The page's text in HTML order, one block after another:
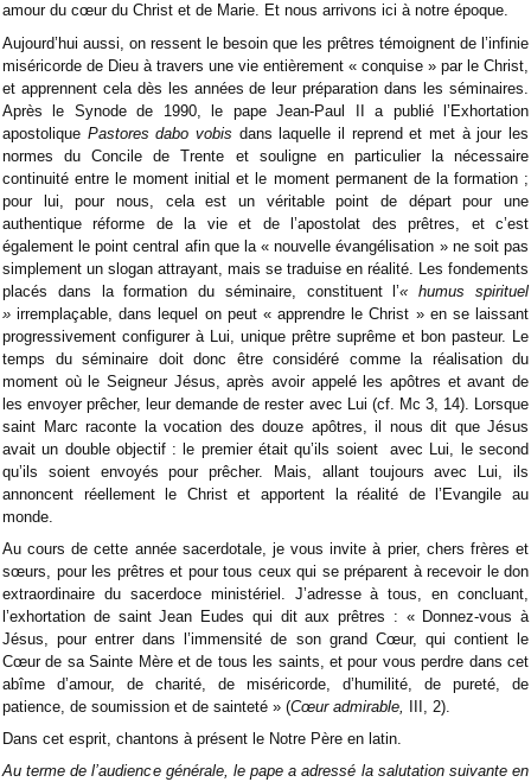
amour du cœur du Christ et de Marie. Et nous arrivons ici à notre époque.
Aujourd’hui aussi, on ressent le besoin que les prêtres témoignent de l’infinie
miséricorde de Dieu à travers une vie entièrement « conquise » par le Christ,
et apprennent cela dès les années de leur préparation dans les séminaires.
Après le Synode de 1990, le pape Jean-Paul II a publié l’Exhortation
apostolique Pastores dabo vobis dans laquelle il reprend et met à jour les
normes du Concile de Trente et souligne en particulier la nécessaire
continuité entre le moment initial et le moment permanent de la formation ;
pour lui, pour nous, cela est un véritable point de départ pour une
authentique réforme de la vie et de l’apostolat des prêtres, et c’est
également le point central afin que la « nouvelle évangélisation » ne soit pas
simplement un slogan attrayant, mais se traduise en réalité. Les fondements
placés dans la formation du séminaire, constituent l’« humus spirituel
»irremplaçable, dans lequel on peut « apprendre le Christ » en se laissant
progressivement configurer à Lui, unique prêtre suprême et bon pasteur. Le
temps du séminaire doit donc être considéré comme la réalisation du
moment où le Seigneur Jésus, après avoir appelé les apôtres et avant de
les envoyer prêcher, leur demande de rester avec Lui (cf. Mc 3, 14). Lorsque
saint Marc raconte la vocation des douze apôtres, il nous dit que Jésus
avait un double objectif : le premier était qu’ils soient avec Lui, le second
qu’ils soient envoyés pour prêcher. Mais, allant toujours avec Lui, ils
annoncent réellement le Christ et apportent la réalité de l’Evangile au
monde.
Au cours de cette année sacerdotale, je vous invite à prier, chers frères et
sœurs, pour les prêtres et pour tous ceux qui se préparent à recevoir le don
extraordinaire du sacerdoce ministériel. J’adresse à tous, en concluant,
l’exhortation de saint Jean Eudes qui dit aux prêtres : « Donnez-vous à
Jésus, pour entrer dans l’immensité de son grand Cœur, qui contient le
Cœur de sa Sainte Mère et de tous les saints, et pour vous perdre dans cet
abîme d’amour, de charité, de miséricorde, d’humilité, de pureté, de
patience, de soumission et de sainteté » (Cœur admirable, III, 2).
Dans cet esprit, chantons à présent le Notre Père en latin.
Au terme de l’audience générale, le pape a adressé la salutation suivante en